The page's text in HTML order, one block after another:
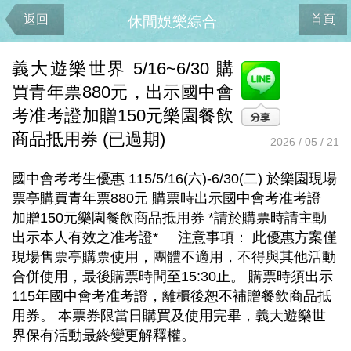
返回 首頁
休閒娛樂綜合
義大遊樂世界 5/16~6/30 購
買青年票880元，出示國中會
考准考證加贈150元樂園餐飲
商品抵用券 (已過期)
2026 / 05 / 21
國中會考考生優惠 115/5/16(六)-6/30(二) 於樂園現場
票亭購買青年票880元 購票時出示國中會考准考證
加贈150元樂園餐飲商品抵用券 *請於購票時請主動
出示本人有效之准考證* 注意事項： 此優惠方案僅
現場售票亭購票使用，團體不適用，不得與其他活動
合併使用，最後購票時間至15:30止。 購票時須出示
115年國中會考准考證，離櫃後恕不補贈餐飲商品抵
用券。 本票券限當日購買及使用完畢，義大遊樂世
界保有活動最終變更解釋權。